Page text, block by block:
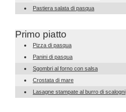
Pastiera salata di pasqua
Primo piatto
Pizza di pasqua
Panini di pasqua
Sgombri al forno con salsa
Crostata di mare
Lasagne stampate al burro di scalogni